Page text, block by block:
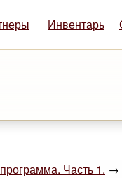
Инвентарь
Часть 1. →